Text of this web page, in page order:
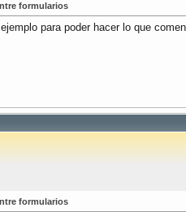
formularios
para poder hacer lo que
formularios